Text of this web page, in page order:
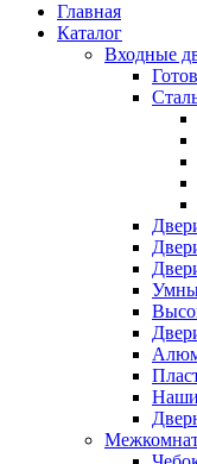
Главная
Каталог
Входные